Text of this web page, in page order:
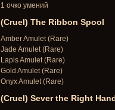
1 очко умений
(Cruel) The Ribbon Spool
Amber Amulet (Rare)
Jade Amulet (Rare)
Lapis Amulet (Rare)
Gold Amulet (Rare)
Onyx Amulet (Rare)
(Cruel) Sever the Right